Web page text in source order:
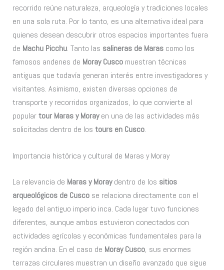
recorrido reúne naturaleza, arqueología y tradiciones locales
en una sola ruta. Por lo tanto, es una alternativa ideal para
quienes desean descubrir otros espacios importantes fuera
de Machu Picchu. Tanto las salineras de Maras como los
famosos andenes de Moray Cusco muestran técnicas
antiguas que todavía generan interés entre investigadores y
visitantes. Asimismo, existen diversas opciones de
transporte y recorridos organizados, lo que convierte al
populartour Maras y Morayen una de las actividades más
solicitadas dentro de lostours en Cusco.
Importancia histórica y cultural de Maras y Moray
La relevancia de Maras y Moraydentro de los sitios
arqueológicos de Cusco se relaciona directamente con el
legado del antiguo imperio inca. Cada lugar tuvo funciones
diferentes, aunque ambos estuvieron conectados con
actividades agrícolas y económicas fundamentales para la
región andina. En el caso de Moray Cusco, sus enormes
terrazas circulares muestran un diseño avanzado que sigue